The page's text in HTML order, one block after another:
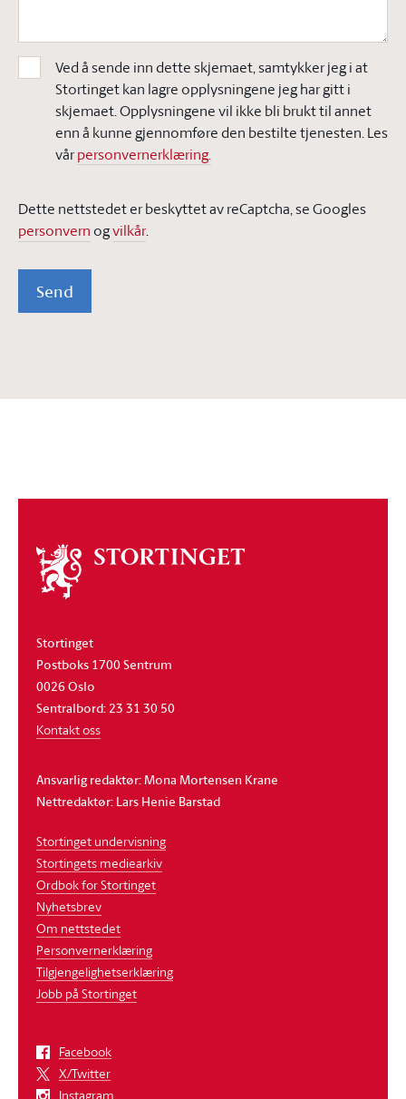
Ved å sende inn dette skjemaet, samtykker jeg i at
Stortinget kan lagre opplysningene jeg har gitt i
skjemaet. Opplysningene vil ikke bli brukt til annet
enn å kunne gjennomføre den bestilte tjenesten. Les
vårpersonvernerklæring.
Dette nettstedet er beskyttet av reCaptcha, se Googles
personvern ogvilkår.
Send
Om
stortinget
Stortinget
Postboks 1700 Sentrum
0026 Oslo
Sentralbord: 23 31 30 50
Kontakt oss
Ansvarlig redaktør: Mona Mortensen Krane
Nettredaktør: Lars Henie Barstad
Stortinget undervisning
Stortingets mediearkiv
Ordbok for Stortinget
Nyhetsbrev
Om nettstedet
Personvernerklæring
Tilgjengelighetserklæring
Jobb på Stortinget
Facebook
X/Twitter
Instagram